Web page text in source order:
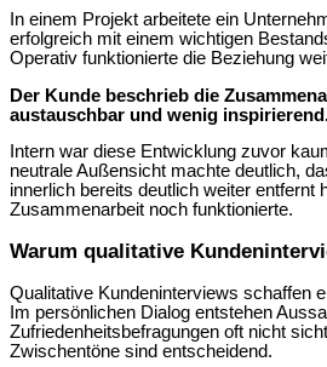
In einem Projekt arbeitete ein
erfolgreich mit einem wichtigen
Operativ funktionierte die Beziehung
Der Kunde beschrieb die
austauschbar und wenig
Intern war diese Entwicklung zuvor
neutrale Außensicht machte deutlich,
innerlich bereits deutlich weiter entfernt
Zusammenarbeit noch funktionierte.
Warum qualitative
Qualitative Kundeninterviews schaffen
Im persönlichen Dialog entstehen
Zufriedenheitsbefragungen oft nicht
Zwischentöne sind entscheidend.